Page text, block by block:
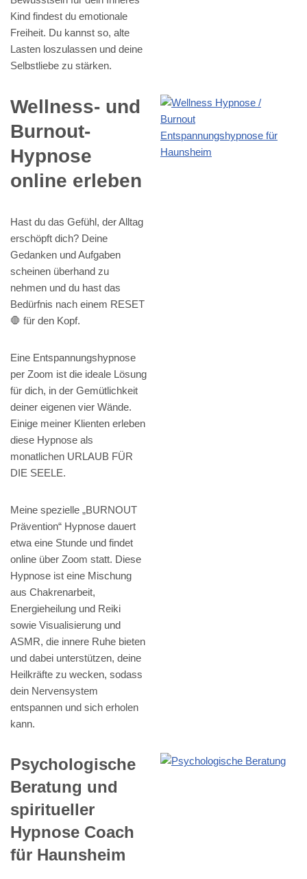
Kind findest du emotionale
Freiheit. Du kannst so, alte
Lasten loszulassen und deine
Selbstliebe zu stärken.
Wellness- und
Burnout-
Hypnose
online erleben
Hast du das Gefühl, der Alltag
erschöpft dich? Deine
Gedanken und Aufgaben
scheinen überhand zu
nehmen und du hast das
Bedürfnis nach einem RESET
🛑 für den Kopf.
Eine Entspannungshypnose
per Zoom ist die ideale Lösung
für dich, in der Gemütlichkeit
deiner eigenen vier Wände.
Einige meiner Klienten erleben
diese Hypnose als
monatlichen URLAUB FÜR
DIE SEELE.
Meine spezielle „BURNOUT
Prävention“ Hypnose dauert
etwa eine Stunde und findet
online über Zoom statt. Diese
Hypnose ist eine Mischung
aus Chakrenarbeit,
Energieheilung und Reiki
sowie Visualisierung und
ASMR, die innere Ruhe bieten
und dabei unterstützen, deine
Heilkräfte zu wecken, sodass
dein Nervensystem
entspannen und sich erholen
kann.
Psychologische
Beratung und
spiritueller
Hypnose Coach
für Haunsheim